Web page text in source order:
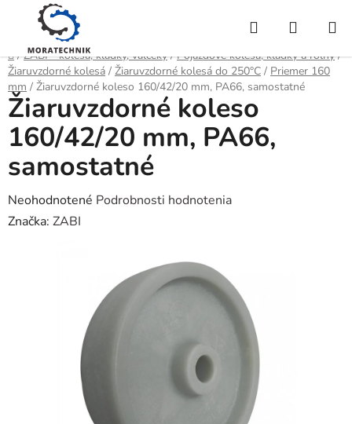
Hľadať
KOŠÍK
Domov
/ ZABI - kolesá, kladky, valčeky / Pojazdové kolesá, kladky a roľny /
Žiaruvzdorné kolesá / Žiaruvzdorné kolesá do 250°C / Priemer 160
mm / Žiaruvzdorné koleso 160/42/20 mm, PA66, samostatné
Žiaruvzdorné koleso
160/42/20 mm, PA66,
samostatné
Priemerné
hodnotenie
Neohodnotené Podrobnosti hodnotenia
Značka: ZABI